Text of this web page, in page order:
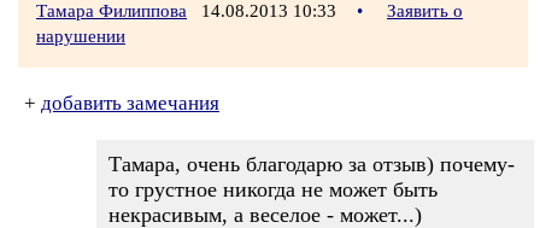
Тамара Филиппова 14.08.2013 10:33 •
Заявить о
нарушении
+ добавить замечания
Тамара, очень благодарю за отзыв) почему-
то грустное никогда не может быть
некрасивым, а веселое - может...)